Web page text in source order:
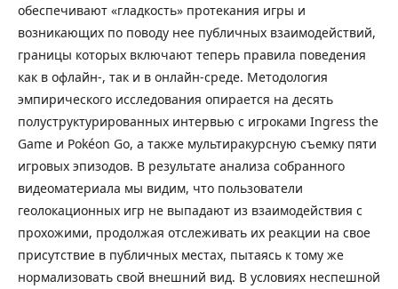
обеспечивают «гладкость» протекания игры и
возникающих по поводу нее публичных взаимодействий,
границы которых включают теперь правила поведения
как в офлайн-, так и в онлайн-среде. Методология
эмпирического исследования опирается на десять
полуструктурированных интервью с игроками Ingress the
Game и Pokéon Go, а также мультиракурсную съемку пяти
игровых эпизодов. В результате анализа собранного
видеоматериала мы видим, что пользователи
геолокационных игр не выпадают из взаимодействия с
прохожими, продолжая отслеживать их реакции на свое
присутствие в публичных местах, пытаясь к тому же
нормализовать свой внешний вид. В условиях неспешной